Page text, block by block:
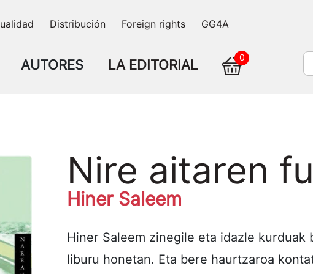
Distribución Foreign rights GG4A
AUTORES LA EDITORIAL 0
Nire aitaren
Hiner Saleem
Hiner Saleem zinegile eta idazle
liburu honetan. Eta bere haurtzaroa